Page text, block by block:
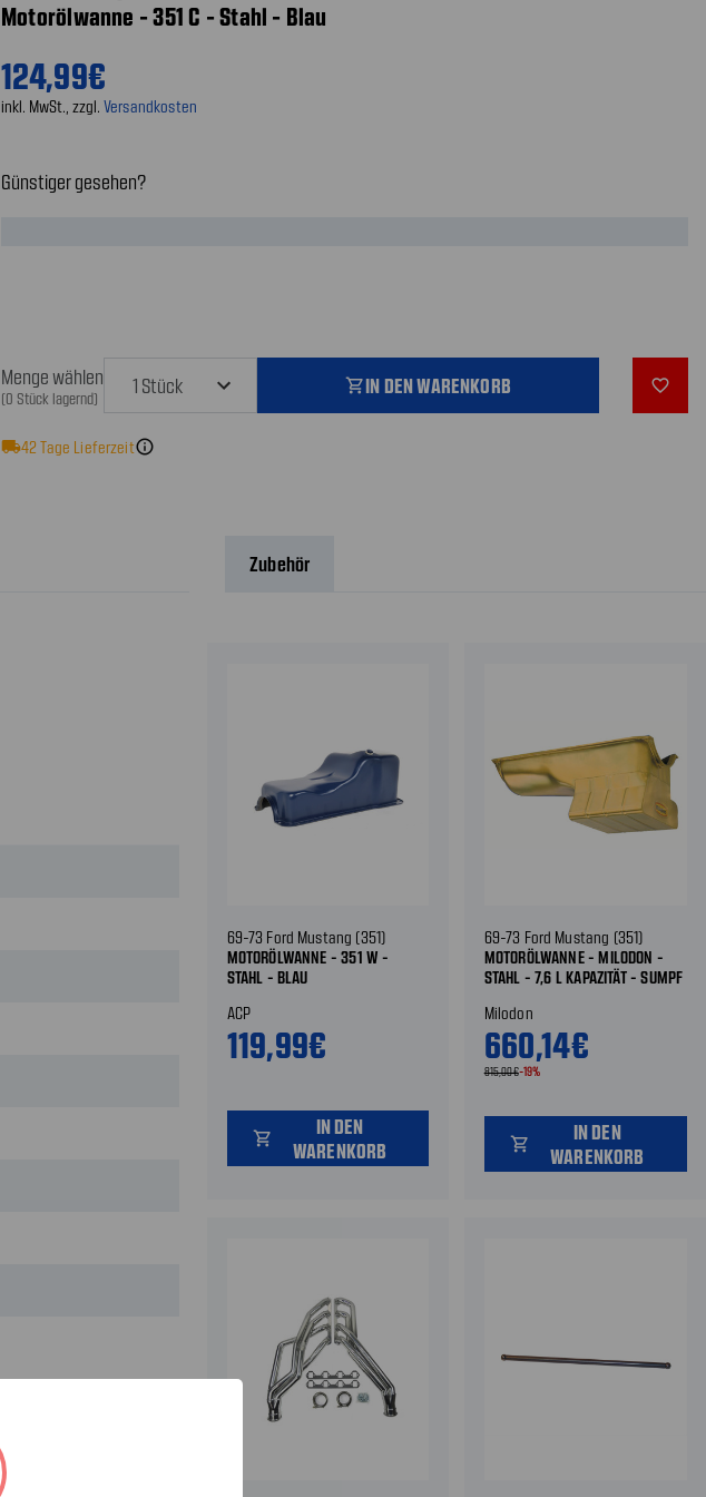
Motorölwanne - 351 C - Stahl - Blau
124,99€
inkl. MwSt., zzgl. Versandkosten
Günstiger gesehen?
Menge wählen
(0 Stück lagernd)
shopping_cartIN DEN WARENKORB favorite_outline
local_shipping42Tage Lieferzeitinfo
Zubehör
69-73 Ford Mustang (351)
MOTORÖLWANNE - 351 W -
STAHL - BLAU
ACP
119,99€
shopping_cart
IN DEN
WARENKORB
69-73 Ford Mustang (351)
MOTORÖLWANNE - MILODON -
STAHL - 7,6 L KAPAZITÄT - SUMPF
Milodon
660,14€
815,00€-19%
shopping_cart
IN DEN
WARENKORB